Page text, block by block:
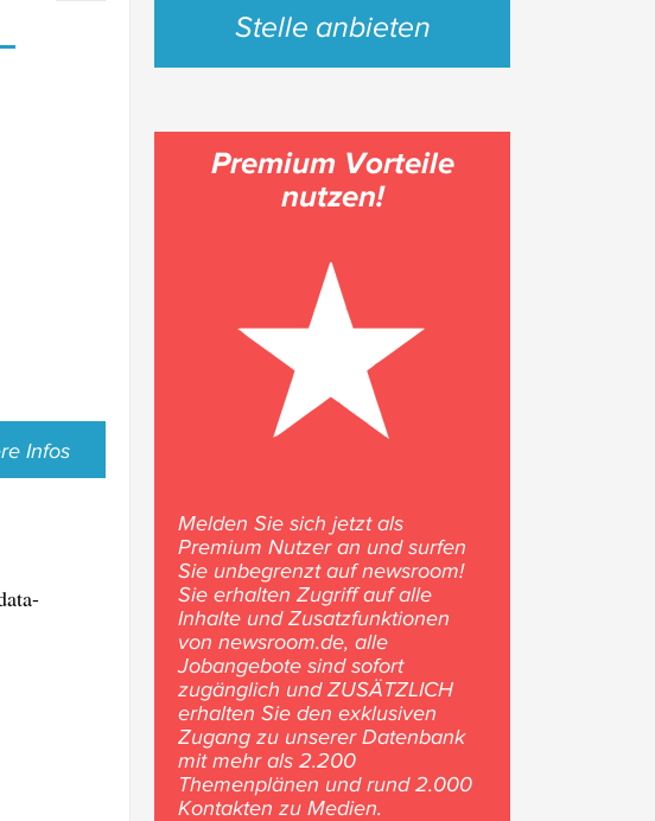
Infos
Stelle anbieten
Premium Vorteile
nutzen!
Melden Sie sich jetzt als
Premium Nutzer an und surfen
Sie unbegrenzt auf newsroom!
Sie erhalten Zugriff auf alle
Inhalte und Zusatzfunktionen
von newsroom.de, alle
Jobangebote sind sofort
zugänglich und ZUSÄTZLICH
erhalten Sie den exklusiven
Zugang zu unserer Datenbank
mit mehr als 2.200
Themenplänen und rund 2.000
Kontakten zu Medien.